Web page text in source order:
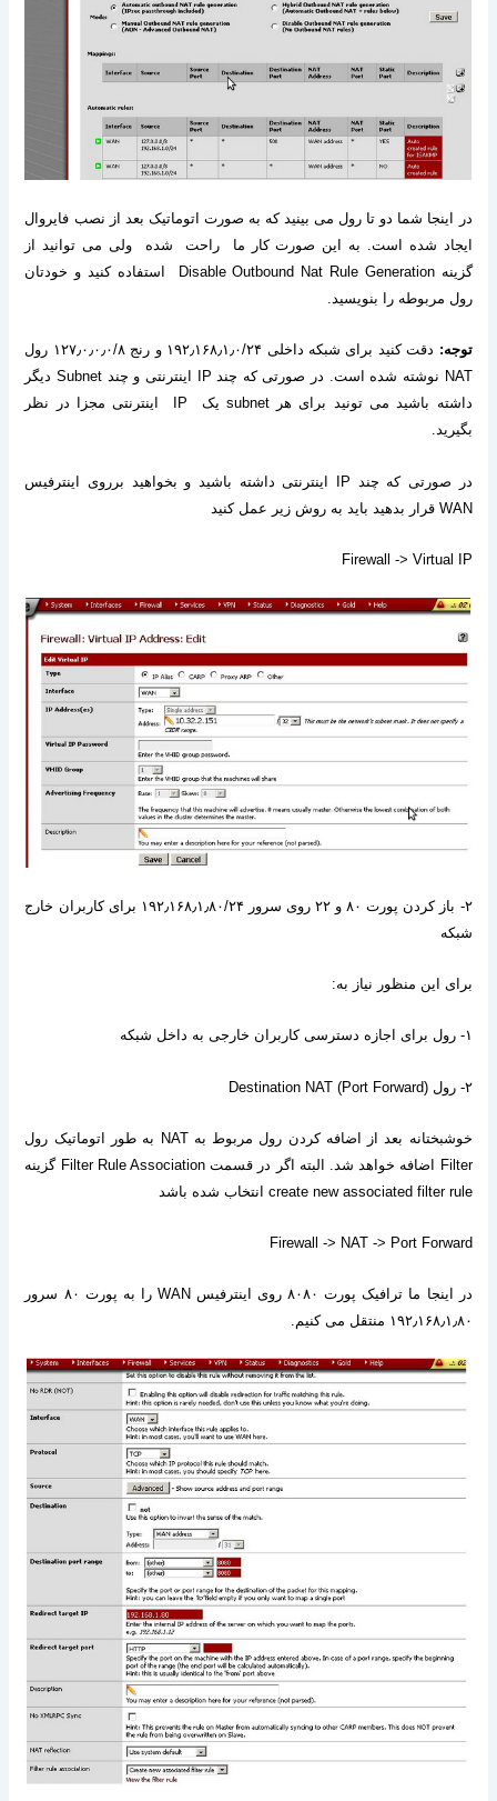
در اینجا شما دو تا رول می بینید که به صورت اتوماتیک بعد از نصب فایروال
ایجاد شده است. به این صورت کار ما راحت شده ولی می توانید از
گزینهDisable Outbound Nat Rule Generation
استفاده کنید و خودتان
رول مربوطه را بنویسید.
توجه: دقت کنید برای شبکه داخلی ۱۹۲٫۱۶۸٫۱٫۰/۲۴ و رنج۱۲۷٫۰٫۰٫۰/۸ رول
NAT نوشته شده است. در صورتی که چند IP اینترنتی و چند Subnet دیگر
داشته باشید می تونید برای هرsubnet یک IP
اینترنتی مجزا در نظر
بگیرید.
در صورتی که چند IP اینترنتی داشته باشید و بخواهید برروی اینترفیس
WAN قرار بدهید باید به روش زیر عمل کنید
Firewall -> Virtual IP
۲- باز کردن پورت ۸۰ و ۲۲ روی سرور۱۹۲٫۱۶۸٫۱٫۸۰/۲۴ برای کاربران خارج
شبکه
برای این منظور نیاز به:
۱- رول برای اجازه دسترسی کاربران خارجی به داخل شبکه
۲- رولDestination NAT (Port Forward)
خوشبختانه بعد از اضافه کردن رول مربوط بهNAT به طور اتوماتیک رول
Filter اضافه خواهد شد البته اگر در قسمت Filter Rule Association گزینه
create new associated filter rule انتخاب شده باشد
Firewall -> NAT -> Port Forward
در اینجا ما ترافیک پورت ۸۰۸۰ روی اینترفیس WAN را به پورت ۸۰ سرور
۱۹۲٫۱۶۸٫۱٫۸۰ منتقل می کنیم.